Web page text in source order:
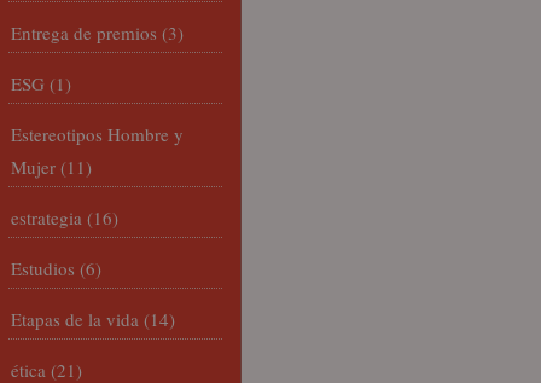
Entrega de premios (3)
ESG (1)
Estereotipos Hombre y
Mujer (11)
estrategia (16)
Estudios (6)
Etapas de la vida (14)
ética (21)